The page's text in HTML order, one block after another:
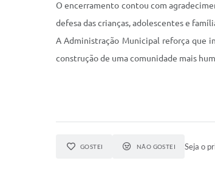
O encerramento contou com
defesa das crianças, adolescentes e
A Administração Municipal reforça que
construção de uma comunidade mais
GOSTEI NÃO GOSTEI Seja o